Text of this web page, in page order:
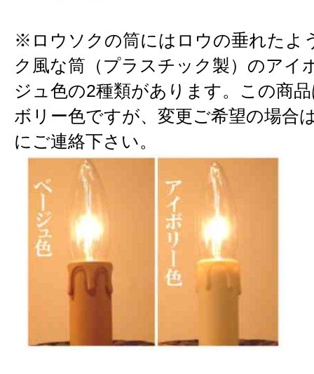
※ロウソクの筒にはロウの垂れたよ
ク風な筒（プラスチック製）のアイ
ジュ色の2種類があります。この商
ボリー色ですが、変更ご希望の場合
にご連絡下さい。